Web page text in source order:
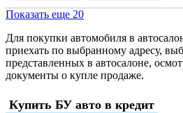
Показать еще 20
Для покупки автомобиля в
приехать по выбранному адресу,
представленных в автосалоне,
документы о купле продаже.
Купить БУ авто в кредит